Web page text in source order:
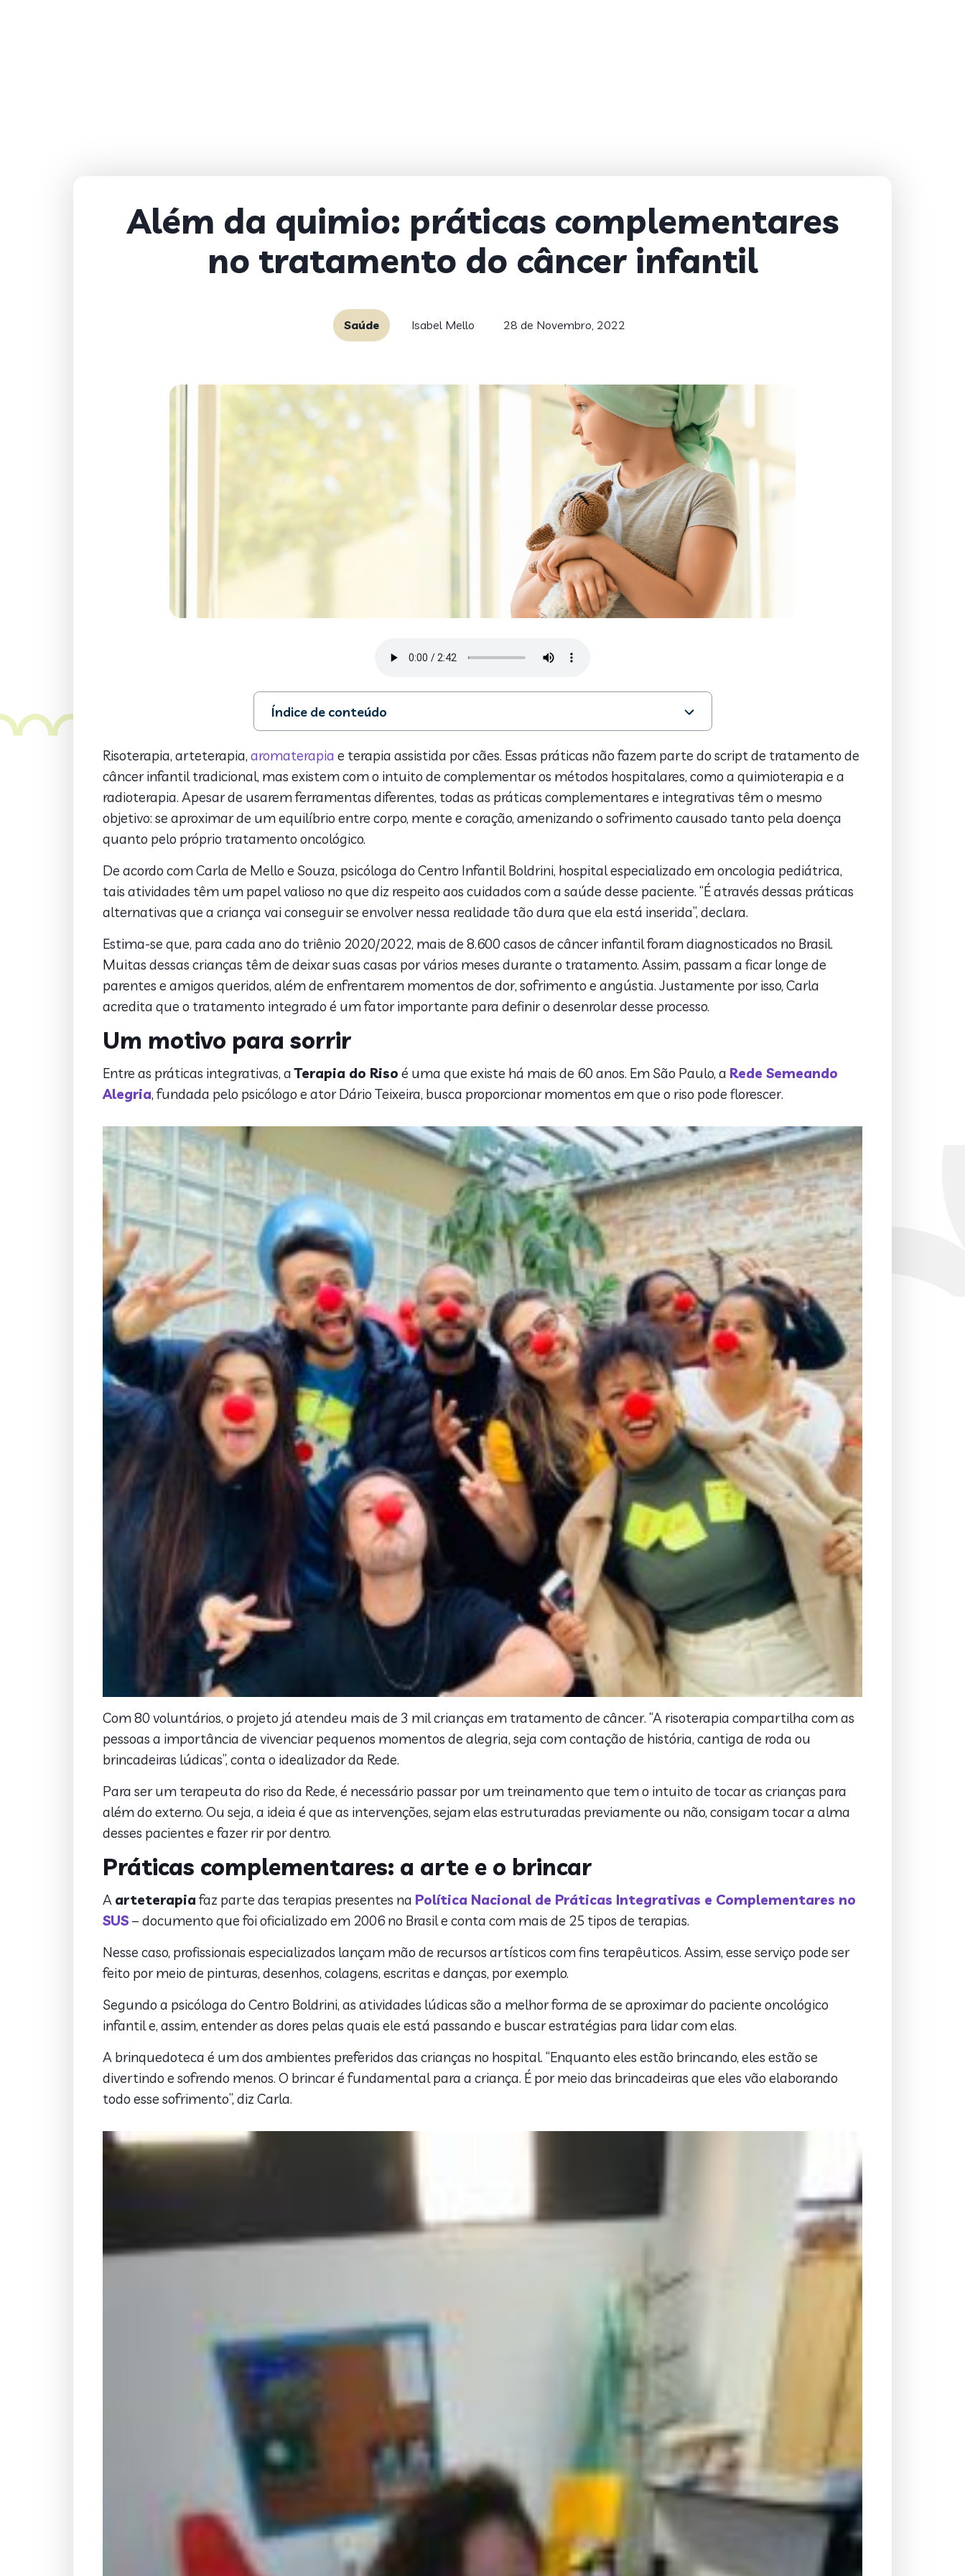
Além da quimio: práticas complementares
no tratamento do câncer infantil
Saúde Isabel Mello 28 de Novembro, 2022
Índice de conteúdo
1. Um motivo para sorrir
2. Práticas complementares: a arte e o brincar
3. Terapeuta de quatro patas
5. Práticas complementares
Risoterapia, arteterapia, aromaterapia e terapia assistida por cães. Essas práticas não fazem parte do script de tratamento de
câncer infantil tradicional, mas existem com o intuito de complementar os métodos hospitalares, como a quimioterapia e a
radioterapia. Apesar de usarem ferramentas diferentes, todas as práticas complementares e integrativas têm o mesmo
objetivo: se aproximar de um equilíbrio entre corpo, mente e coração, amenizando o sofrimento causado tanto pela doença
quanto pelo próprio tratamento oncológico.
De acordo com Carla de Mello e Souza, psicóloga do Centro Infantil Boldrini, hospital especializado em oncologia pediátrica,
tais atividades têm um papel valioso no que diz respeito aos cuidados com a saúde desse paciente. “É através dessas práticas
alternativas que a criança vai conseguir se envolver nessa realidade tão dura que ela está inserida”, declara.
Estima-se que, para cada ano do triênio 2020/2022, mais de 8.600 casos de câncer infantil foram diagnosticados no Brasil.
Muitas dessas crianças têm de deixar suas casas por vários meses durante o tratamento. Assim, passam a ficar longe de
parentes e amigos queridos, além de enfrentarem momentos de dor, sofrimento e angústia. Justamente por isso, Carla
acredita que o tratamento integrado é um fator importante para definir o desenrolar desse processo.
Um motivo para sorrir
Entre as práticas integrativas, aTerapia do Riso é uma que existe há mais de 60 anos. Em São Paulo, a Rede Semeando
Alegria, fundada pelo psicólogo e ator Dário Teixeira, busca proporcionar momentos em que o riso pode florescer.
Com 80 voluntários, o projeto já atendeu mais de 3 mil crianças em tratamento de câncer. “A risoterapia compartilha com as
pessoas a importância de vivenciar pequenos momentos de alegria, seja com contação de história, cantiga de roda ou
brincadeiras lúdicas”, conta o idealizador da Rede.
Para ser um terapeuta do riso da Rede, é necessário passar por um treinamento que tem o intuito de tocar as crianças para
além do externo. Ou seja, a ideia é que as intervenções, sejam elas estruturadas previamente ou não, consigam tocar a alma
desses pacientes e fazer rir por dentro.
Práticas complementares: a arte e o brincar
A arteterapia faz parte das terapias presentes na Política Nacional de Práticas Integrativas e Complementares no
SUS– documento que foi oficializado em 2006 no Brasil e conta com mais de 25 tipos de terapias.
Nesse caso, profissionais especializados lançam mão de recursos artísticos com fins terapêuticos. Assim, esse serviço pode ser
feito por meio de pinturas, desenhos, colagens, escritas e danças, por exemplo.
Segundo a psicóloga do Centro Boldrini, as atividades lúdicas são a melhor forma de se aproximar do paciente oncológico
infantil e, assim, entender as dores pelas quais ele está passando e buscar estratégias para lidar com elas.
A brinquedoteca é um dos ambientes preferidos das crianças no hospital. “Enquanto eles estão brincando, eles estão se
divertindo e sofrendo menos. O brincar é fundamental para a criança. É por meio das brincadeiras que eles vão elaborando
todo esse sofrimento”, diz Carla.